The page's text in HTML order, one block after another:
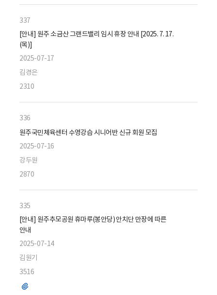
337
[안내] 원주 소금산 그랜드밸리 임시 휴장 안내 [2025. 7. 17.
(목)]
2025-07-17
김경은
2310
336
원주국민체육센터 수영강습 시니어반 신규 회원 모집
2025-07-16
강두원
2870
335
[안내] 원주추모공원 휴마루(봉안당) 안치단 만장에 따른
안내
2025-07-14
김원기
3516
파